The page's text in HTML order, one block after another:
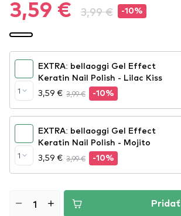
3,59 € 3,99 € -10%
1
EXTRA: bellaoggi Gel Effect
Keratin Nail Polish - Lilac Kiss
3,59 € 3,99 € -10%
1
EXTRA: bellaoggi Gel Effect
Keratin Nail Polish - Mojito
3,59 € 3,99 € -10%
Pridať